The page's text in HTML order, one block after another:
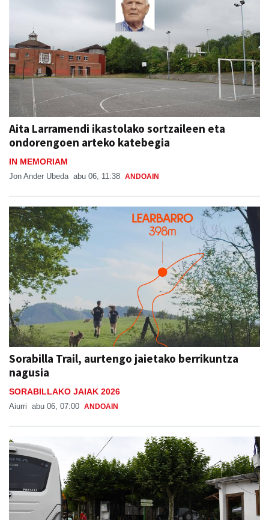
Aita Larramendi ikastolako sortzaileen eta
ondorengoen arteko katebegia
IN MEMORIAM
Jon Ander Ubeda abu 06, 11:38 ANDOAIN
Sorabilla Trail, aurtengo jaietako berrikuntza
nagusia
SORABILLAKO JAIAK 2026
Aiurri abu 06, 07:00 ANDOAIN